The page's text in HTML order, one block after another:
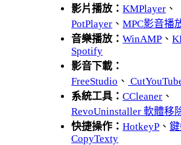
影片播放：KMPlayer 、
PotPlayer 、MPC影音播
音樂播放：WinAMP 、
Spotify
影音下載：
FreeStudio 、
系統工具：CCleaner 、
RevoUninstaller 軟體移
快捷操作：HotkeyP 、
CopyTexty